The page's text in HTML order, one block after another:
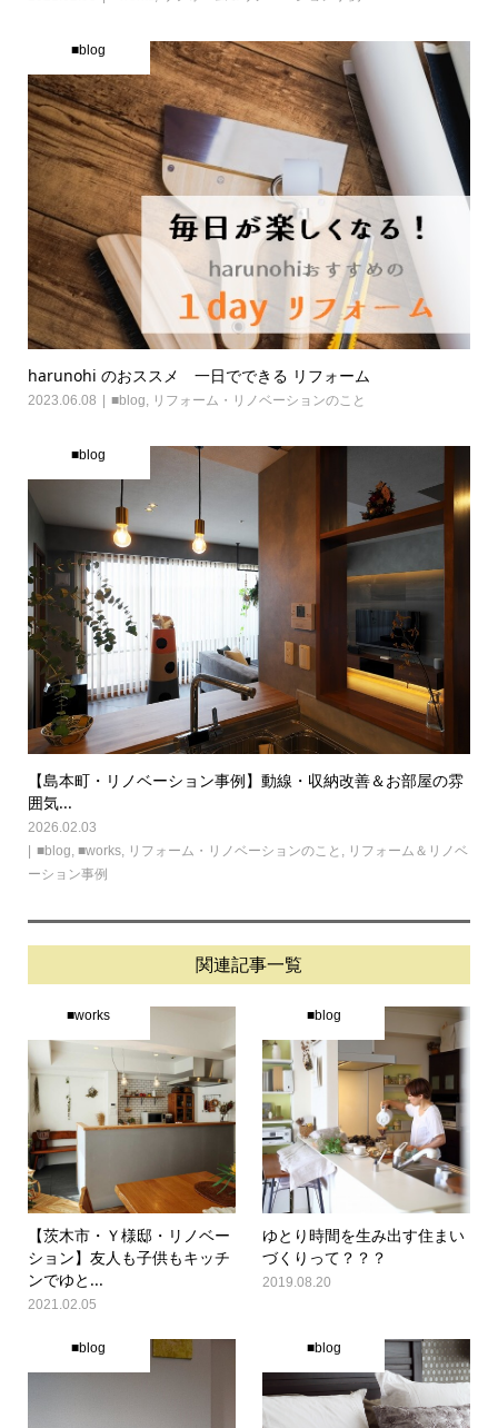
■blog
harunohi のおススメ 一日でできる リフォーム
2023.06.08 ■blog, リフォーム・リノベーションのこと
■blog
【島本町・リノベーション事例】動線・収納改善＆お部屋の雰
囲気...
2026.02.03
■blog ■works, リフォーム・リノベーションのこと
リフォーム＆リノベ
ーション事例
関連記事一覧
■works
【茨木市・Ｙ様邸・リノベー
ション】友人も子供もキッチ
ンでゆと...
2021.02.05
■blog
ゆとり時間を生み出す住まい
づくりって？？？
2019.08.20
■blog ■blog